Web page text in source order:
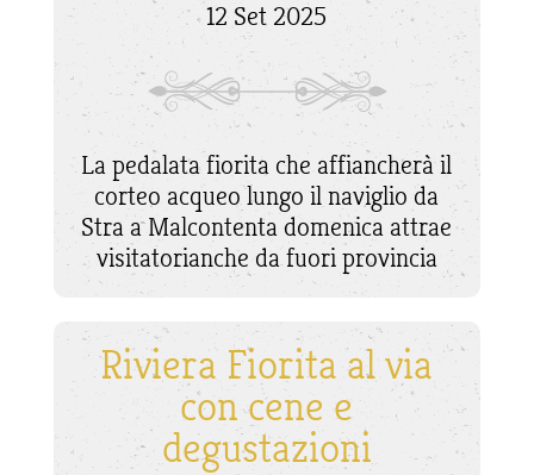
12 Set 2025
La pedalata fiorita che affiancherà il
corteo acqueo lungo il naviglio da
Stra a Malcontenta domenica attrae
visitatorianche da fuori provincia
Riviera Fiorita al via
con cene e
degustazioni